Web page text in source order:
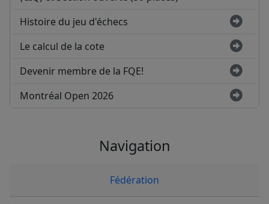
Histoire du jeu d'échecs
Le calcul de la cote
Devenir membre de la FQE!
Montréal Open 2026
Navigation
Fédération